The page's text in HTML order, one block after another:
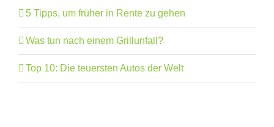
5 Tipps, um früher in Rente zu gehen
Was tun nach einem Grillunfall?
Top 10: Die teuersten Autos der Welt